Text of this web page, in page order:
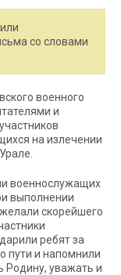
со словами
военного
и
на излечении
военнослужащих
выполнении
скорейшего
ребят за
пути и напомнили
Родину, уважать и